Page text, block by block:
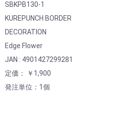
SBKPB130-1
KUREPUNCH BORDER
DECORATION
Edge Flower
JAN : 4901427299281
定価： ￥1,900
発注単位：1個